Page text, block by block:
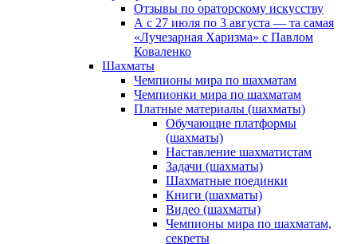
Отзывы по ораторскому искусству
А с 27 июля по 3 августа — та самая
«Лучезарная Харизма» с Павлом
Коваленко
Шахматы
Чемпионы мира по шахматам
Чемпионки мира по шахматам
Платные материалы (шахматы)
Обучающие платформы
(шахматы)
Наставление шахматистам
Задачи (шахматы)
Шахматные поединки
Книги (шахматы)
Видео (шахматы)
Чемпионы мира по шахматам,
секреты